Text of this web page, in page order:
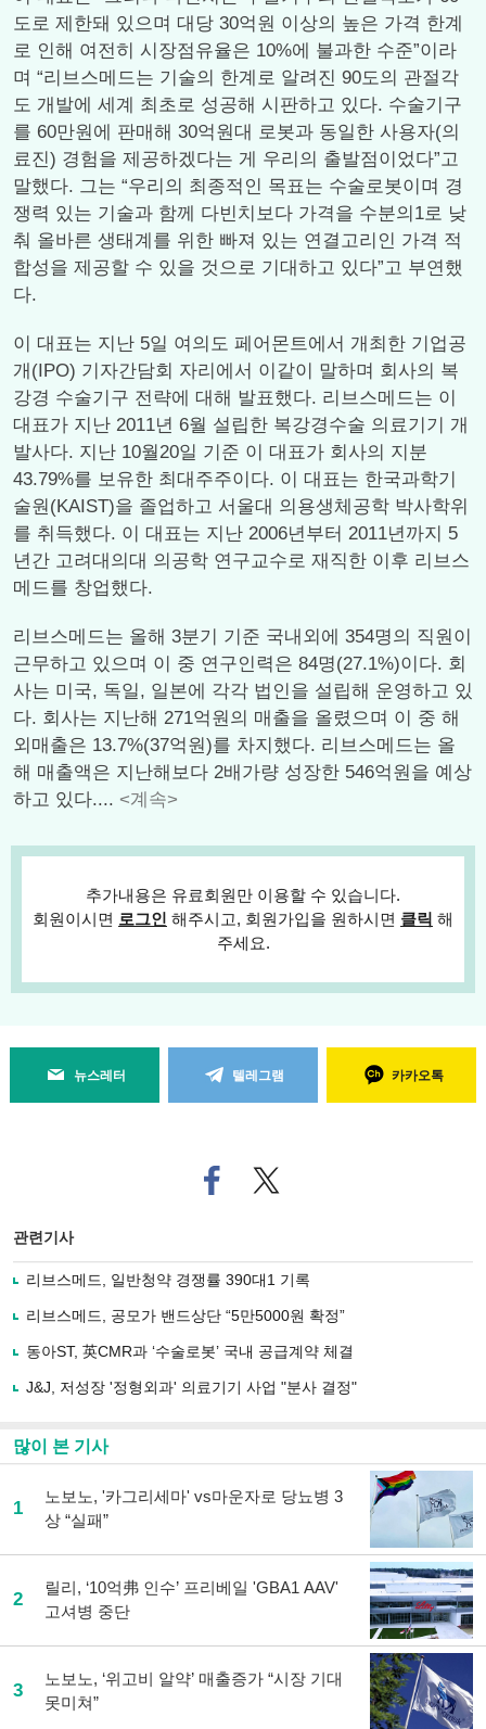
도로 제한돼 있으며 대당 30억원 이상의 높은 가격 한계
로 인해 여전히 시장점유율은 10%에 불과한 수준”이라
며 “리브스메드는 기술의 한계로 알려진 90도의 관절각
도 개발에 세계 최초로 성공해 시판하고 있다. 수술기구
를 60만원에 판매해 30억원대 로봇과 동일한 사용자(의
료진) 경험을 제공하겠다는 게 우리의 출발점이었다”고
말했다. 그는 “우리의 최종적인 목표는 수술로봇이며 경
쟁력 있는 기술과 함께 다빈치보다 가격을 수분의1로 낮
춰 올바른 생태계를 위한 빠져 있는 연결고리인 가격 적
합성을 제공할 수 있을 것으로 기대하고 있다”고 부연했
다.
이 대표는 지난 5일 여의도 페어몬트에서 개최한 기업공
개(IPO) 기자간담회 자리에서 이같이 말하며 회사의 복
강경 수술기구 전략에 대해 발표했다. 리브스메드는 이
대표가 지난 2011년 6월 설립한 복강경수술 의료기기 개
발사다. 지난 10월20일 기준 이 대표가 회사의 지분
43.79%를 보유한 최대주주이다. 이 대표는 한국과학기
술원(KAIST)을 졸업하고 서울대 의용생체공학 박사학위
를 취득했다. 이 대표는 지난 2006년부터 2011년까지 5
년간 고려대의대 의공학 연구교수로 재직한 이후 리브스
메드를 창업했다.
리브스메드는 올해 3분기 기준 국내외에 354명의 직원이
근무하고 있으며 이 중 연구인력은 84명(27.1%)이다. 회
사는 미국, 독일, 일본에 각각 법인을 설립해 운영하고 있
다. 회사는 지난해 271억원의 매출을 올렸으며 이 중 해
외매출은 13.7%(37억원)를 차지했다. 리브스메드는 올
해 매출액은 지난해보다 2배가량 성장한 546억원을 예상
하고 있다.... <계속>
추가내용은 유료회원만 이용할 수 있습니다.
회원이시면 로그인 해주시고, 회원가입을 원하시면 클릭 해
주세요.
뉴스레터 텔레그램 카카오톡
페
이
로
기
사
유
기
트위
터로
관련기사
리브스메드, 일반청약 경쟁률 390대1 기록
리브스메드, 공모가 밴드상단 “5만5000원 확정”
동아ST, 英CMR과 ‘수술로봇’ 국내 공급계약 체결
J&J, 저성장 '정형외과' 의료기기 사업 "분사 결정"
많이 본 기사
1
노보노, '카그리세마' vs마운자로 당뇨병 3
상 “실패”
2
릴리, ‘10억弗 인수’ 프리베일 'GBA1 AAV'
고셔병 중단
3
노보노, ‘위고비 알약’ 매출증가 “시장 기대
못미쳐”